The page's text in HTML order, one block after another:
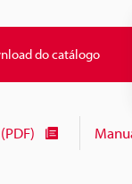
do catálogo